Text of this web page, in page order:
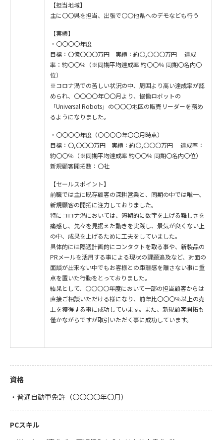
【担当地域】
主に〇〇県を担当、出張で〇〇他県へのデモなども行う
【実績】
・〇〇〇〇年度
目標：〇億〇〇〇万円 実績：約〇,〇〇〇万円 達成
率：約〇〇％（※同期平均達成率 約〇〇％ 同期〇名内〇
位）
※コロナ渦での苦しい状況の中、周囲より高い達成率が認
められ、〇〇〇〇年〇〇月より、協働ロボットの
「Universal Robots」の〇〇〇地区の販売リーダーを務め
るようになりました。
・〇〇〇〇年度（〇〇〇〇年〇〇月時点）
目標：〇,〇〇〇万円 実績：約〇,〇〇〇万円 達成率：
約〇〇％（※同期平均達成率 約〇〇％ 同期〇名内〇位）
新規顧客開拓数：〇社
【セールスポイント】
前職では主に既存顧客の深耕営業と、同期の中では唯一、
新規顧客の開拓に注力しておりました。
特にコロナ渦においては、短期的に数字を上げる難しさを
痛感し、先々を見据えた動きを実践し、景気が良くない上
の中、成果を上げるために工夫をしていました。
具体的には隔週計画的にコンタクトを取る事や、新製品の
PRメールを活用する事による現状の課題追及など、対面の
面談が出来ない中でもお客様との距離感を離さない事に重
点を置いた行動をとっておりました。
結果として、〇〇〇〇年度において一部の担当顧客からは
直接ご相談いただける様になり、前年比〇〇〇％以上の売
上を獲得する事に成功しています。また、新規顧客開拓も
僅かながらですが取引いただく事に成功しています。
資格
・普通自動車免許（〇〇〇〇年〇月）
PCスキル